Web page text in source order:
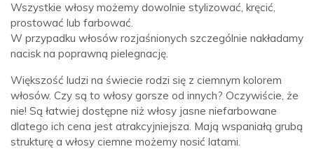
Wszystkie włosy możemy dowolnie stylizować, kręcić,
prostować lub farbować.
W przypadku włosów rozjaśnionych szczególnie nakładamy
nacisk na poprawną pielegnację.
Większość ludzi na świecie rodzi się z ciemnym kolorem
włosów. Czy są to włosy gorsze od innych? Oczywiście, że
nie! Są łatwiej dostępne niż włosy jasne niefarbowane
dlatego ich cena jest atrakcyjniejsza. Mają wspaniałą grubą
strukturę a włosy ciemne możemy nosić latami.